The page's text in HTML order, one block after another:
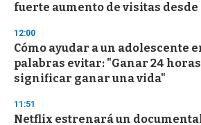
fuerte aumento de visitas desde
12:00
Cómo ayudar a un adolescente
palabras evitar: "Ganar 24
significar ganar una vida"
11:51
Netflix estrenará un